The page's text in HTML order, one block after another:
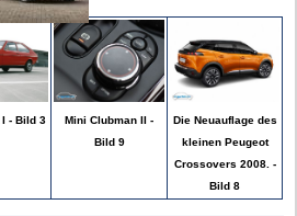
- Bild 3
Mini Clubman II -
Bild 9
Die Neuauflage des
kleinen Peugeot
Crossovers 2008. -
Bild 8